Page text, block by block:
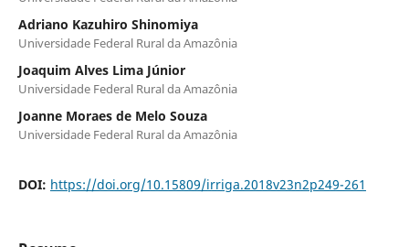
Adriano Kazuhiro Shinomiya
Universidade Federal Rural da Amazônia
Joaquim Alves Lima Júnior
Universidade Federal Rural da Amazônia
Joanne Moraes de Melo Souza
Universidade Federal Rural da Amazônia
DOI: https://doi.org/10.15809/irriga.2018v23n2p249-261